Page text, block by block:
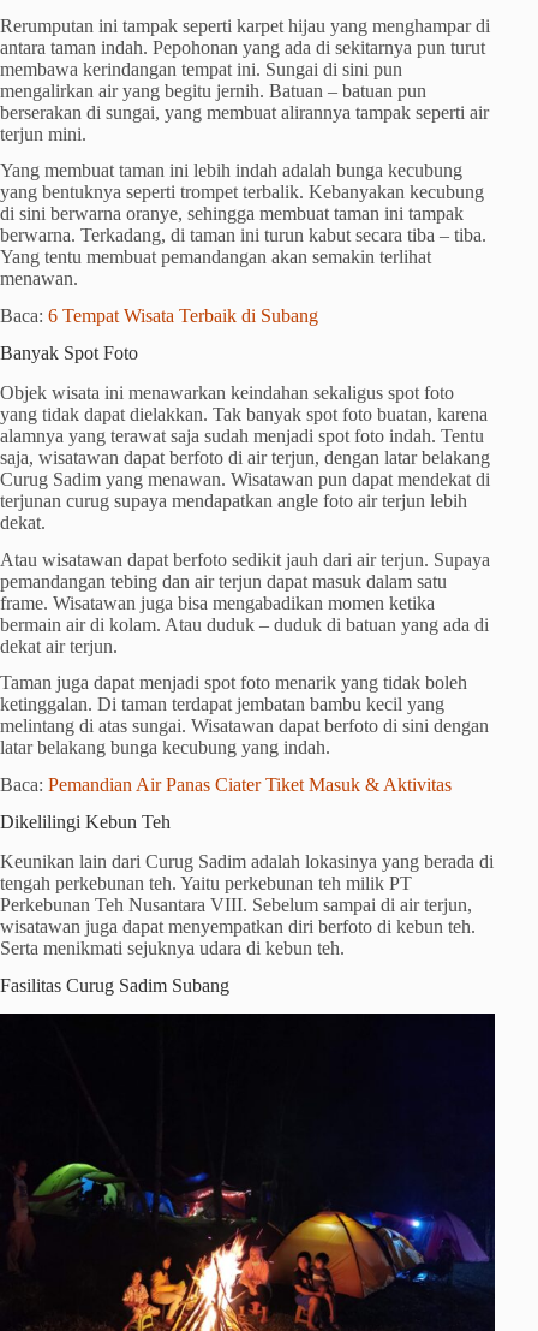
Rerumputan ini tampak seperti karpet hijau yang menghampar di
antara taman indah. Pepohonan yang ada di sekitarnya pun turut
membawa kerindangan tempat ini. Sungai di sini pun
mengalirkan air yang begitu jernih. Batuan – batuan pun
berserakan di sungai, yang membuat alirannya tampak seperti air
terjun mini.
Yang membuat taman ini lebih indah adalah bunga kecubung
yang bentuknya seperti trompet terbalik. Kebanyakan kecubung
di sini berwarna oranye, sehingga membuat taman ini tampak
berwarna. Terkadang, di taman ini turun kabut secara tiba – tiba.
Yang tentu membuat pemandangan akan semakin terlihat
menawan.
Baca: 6 Tempat Wisata Terbaik di Subang
Banyak Spot Foto
Objek wisata ini menawarkan keindahan sekaligus spot foto
yang tidak dapat dielakkan. Tak banyak spot foto buatan, karena
alamnya yang terawat saja sudah menjadi spot foto indah. Tentu
saja, wisatawan dapat berfoto di air terjun, dengan latar belakang
Curug Sadim yang menawan. Wisatawan pun dapat mendekat di
terjunan curug supaya mendapatkan angle foto air terjun lebih
dekat.
Atau wisatawan dapat berfoto sedikit jauh dari air terjun. Supaya
pemandangan tebing dan air terjun dapat masuk dalam satu
frame. Wisatawan juga bisa mengabadikan momen ketika
bermain air di kolam. Atau duduk – duduk di batuan yang ada di
dekat air terjun.
Taman juga dapat menjadi spot foto menarik yang tidak boleh
ketinggalan. Di taman terdapat jembatan bambu kecil yang
melintang di atas sungai. Wisatawan dapat berfoto di sini dengan
latar belakang bunga kecubung yang indah.
Baca: Pemandian Air Panas Ciater Tiket Masuk & Aktivitas
Dikelilingi Kebun Teh
Keunikan lain dari Curug Sadim adalah lokasinya yang berada di
tengah perkebunan teh. Yaitu perkebunan teh milik PT
Perkebunan Teh Nusantara VIII. Sebelum sampai di air terjun,
wisatawan juga dapat menyempatkan diri berfoto di kebun teh.
Serta menikmati sejuknya udara di kebun teh.
Fasilitas Curug Sadim Subang